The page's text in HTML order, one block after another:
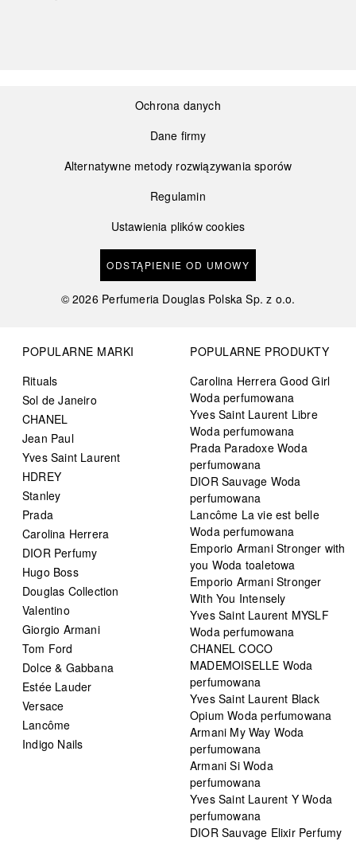
Ochrona danych
Dane firmy
Alternatywne metody rozwiązywania sporów
Regulamin
Ustawienia plików cookies
ODSTĄPIENIE OD UMOWY
©2026 Perfumeria Douglas Polska Sp. z o.o.
POPULARNE MARKI
Rituals
Sol de Janeiro
CHANEL
Jean Paul
Yves Saint Laurent
HDREY
Stanley
Prada
Carolina Herrera
DIOR Perfumy
Hugo Boss
Douglas Collection
Valentino
Giorgio Armani
Tom Ford
Dolce & Gabbana
Estée Lauder
Versace
Lancôme
Indigo Nails
POPULARNE PRODUKTY
Carolina Herrera Good Girl
Woda perfumowana
Yves Saint Laurent Libre
Woda perfumowana
Prada Paradoxe Woda
perfumowana
DIOR Sauvage Woda
perfumowana
Lancôme La vie est belle
Woda perfumowana
Emporio Armani Stronger with
you Woda toaletowa
Emporio Armani Stronger
With You Intensely
Yves Saint Laurent MYSLF
Woda perfumowana
CHANEL COCO
MADEMOISELLE Woda
perfumowana
Yves Saint Laurent Black
Opium Woda perfumowana
Armani My Way Woda
perfumowana
Armani Si Woda
perfumowana
Yves Saint Laurent Y Woda
perfumowana
DIOR Sauvage Elixir Perfumy